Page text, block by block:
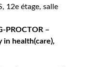
12e étage, salle
PROCTOR –
in health(care),